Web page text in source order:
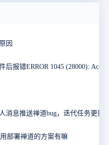
因
部署禅道的方案有嘛